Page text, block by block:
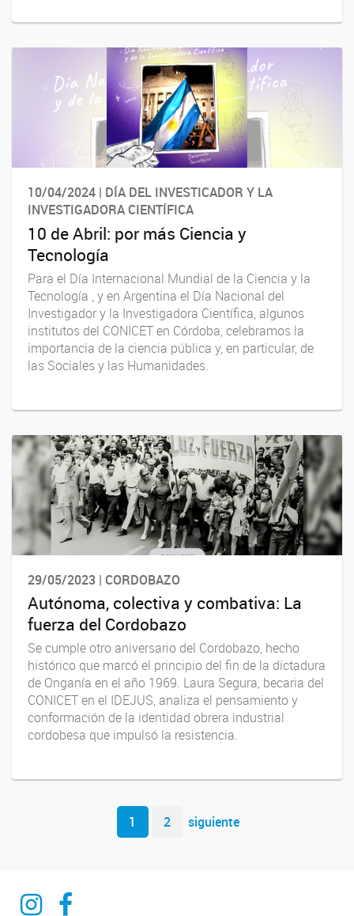
10/04/2024 | DÍA DEL INVESTICADOR Y LA
INVESTIGADORA CIENTÍFICA
10 de Abril: por más Ciencia y
Tecnología
Para el Día Internacional Mundial de la Ciencia y la
Tecnología , y en Argentina el Día Nacional del
Investigador y la Investigadora Científica, algunos
institutos del CONICET en Córdoba, celebramos la
importancia de la ciencia pública y, en particular, de
las Sociales y las Humanidades.
29/05/2023 | CORDOBAZO
Autónoma, colectiva y combativa: La
fuerza del Cordobazo
Se cumple otro aniversario del Cordobazo, hecho
histórico que marcó el principio del fin de la dictadura
de Onganía en el año 1969. Laura Segura, becaria del
CONICET en el IDEJUS, analiza el pensamiento y
conformación de la identidad obrera industrial
cordobesa que impulsó la resistencia.
Navegador de artículos
1 2 siguiente
Ciencia del derecho y del revesCiencia del derecho y del reves